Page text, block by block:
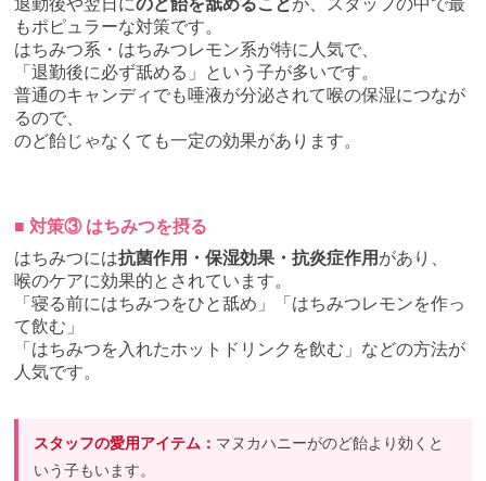
退勤後や翌日にのど飴を舐めることが、スタッフの中で最
もポピュラーな対策です。
はちみつ系・はちみつレモン系が特に人気で、
「退勤後に必ず舐める」という子が多いです。
普通のキャンディでも唾液が分泌されて喉の保湿につなが
るので、
のど飴じゃなくても一定の効果があります。
■ 対策③ はちみつを摂る
はちみつには抗菌作用・保湿効果・抗炎症作用 があり、
喉のケアに効果的とされています。
「寝る前にはちみつをひと舐め」「はちみつレモンを作っ
て飲む」
「はちみつを入れたホットドリンクを飲む」などの方法が
人気です。
スタッフの愛用アイテム： マヌカハニーがのど飴より効くと
いう子もいます。